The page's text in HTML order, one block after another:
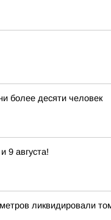
более десяти человек
9 августа!
ликвидировали